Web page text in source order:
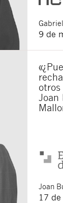
Gabriel
9 de
Joan
Joan
17
Acepto
Acepto las
Al pulsar el botón
es Buades Legal
otros derechos